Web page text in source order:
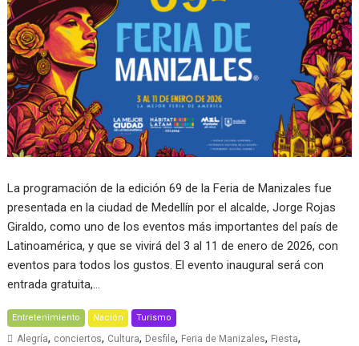
La programación de la edición 69 de la Feria de Manizales fue
presentada en la ciudad de Medellín por el alcalde, Jorge Rojas
Giraldo, como uno de los eventos más importantes del país de
Latinoamérica, y que se vivirá del 3 al 11 de enero de 2026, con
eventos para todos los gustos. El evento inaugural será con
entrada gratuita,…
Entretenimiento Nación Turismo
Alegría, conciertos, Cultura, Desfile, Feria de Manizales, Fiesta,